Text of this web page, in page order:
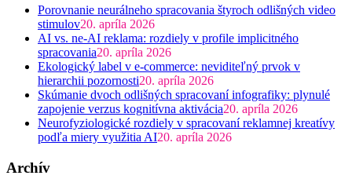
Porovnanie neurálneho spracovania štyroch odlišných video
stimulov20. apríla 2026
AI vs. ne-AI reklama: rozdiely v profile implicitného
spracovania20. apríla 2026
Ekologický label v e-commerce: neviditeľný prvok v
hierarchii pozornosti20. apríla 2026
Skúmanie dvoch odlišných spracovaní infografiky: plynulé
zapojenie verzus kognitívna aktivácia20. apríla 2026
Neurofyziologické rozdiely v spracovaní reklamnej kreatívy
podľa miery využitia AI20. apríla 2026
Archív